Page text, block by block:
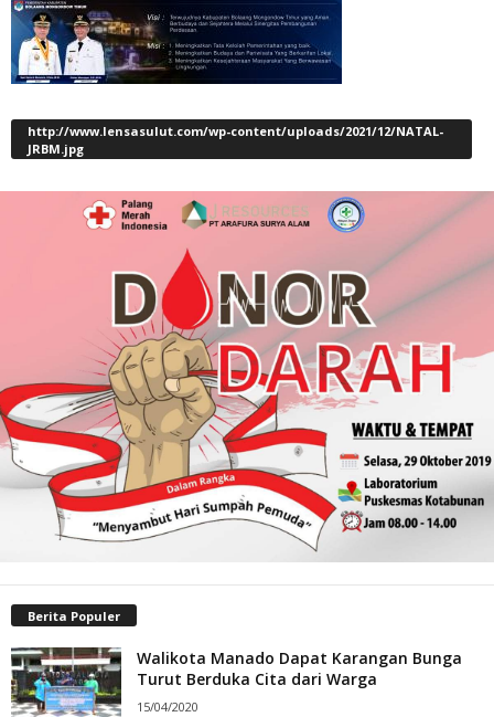
http://www.lensasulut.com/wp-content/uploads/2021/12/NATAL-
JRBM.jpg
Berita Populer
Walikota Manado Dapat Karangan Bunga
Turut Berduka Cita dari Warga
15/04/2020